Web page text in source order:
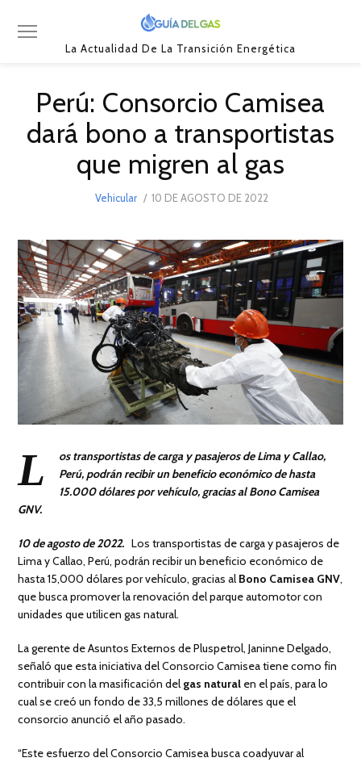
La Actualidad De La Transición Energética
Perú: Consorcio Camisea
dará bono a transportistas
que migren al gas
Vehicular
POSTED
10 DE AGOSTO DE 2022
DE
2022
L
os transportistas de carga y pasajeros de Lima y Callao,
Perú, podrán recibir un beneficio económico de hasta
15.000 dólares por vehículo, gracias al Bono Camisea
GNV.
10 de agosto de 2022. Los transportistas de carga y pasajeros de
Lima y Callao, Perú, podrán recibir un beneficio económico de
hasta 15,000 dólares por vehículo, gracias al Bono Camisea GNV,
que busca promover la renovación del parque automotor con
unidades que utilicen gas natural.
La gerente de Asuntos Externos de Pluspetrol, Janinne Delgado,
señaló que esta iniciativa del Consorcio Camisea tiene como fin
contribuir con la masificación del gas natural en el país, para lo
cual se creó un fondo de 33,5 millones de dólares que el
consorcio anunció el año pasado.
“Este esfuerzo del Consorcio Camisea busca coadyuvar al